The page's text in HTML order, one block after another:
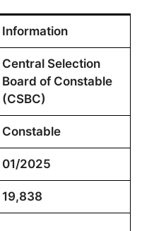
Information
Central Selection
Board of Constable
(CSBC)
Constable
01/2025
19,838